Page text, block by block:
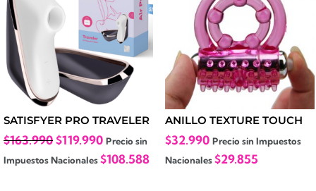
SATISFYER PRO TRAVELER
$163.990El
precio
$119.990El
precio
Precio sin
Impuestos Nacionales$108.588
ANILLO TEXTURE TOUCH
$32.990 Precio sin Impuestos
Nacionales$29.855